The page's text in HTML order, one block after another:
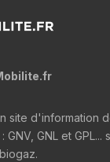
site d'information
GNV, GNL et